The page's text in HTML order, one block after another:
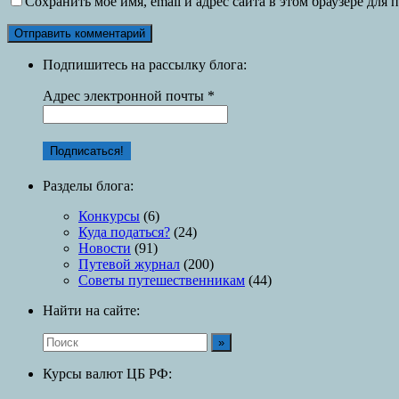
Подпишитесь на рассылку блога:
Адрес электронной почты *
Разделы блога:
Конкурсы (6)
Куда податься? (24)
Новости (91)
Путевой журнал (200)
Советы путешественникам (44)
Найти на сайте:
Курсы валют ЦБ РФ: